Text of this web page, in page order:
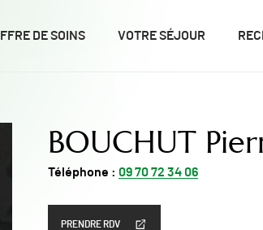
DE SOINS VOTRE SÉJOUR
BOUCHUT
Téléphone : 09 70 72 34 06
PRENDRE RDV